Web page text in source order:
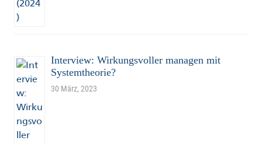
Interview: Wirkungsvoller managen mit
Systemtheorie?
30 März, 2023